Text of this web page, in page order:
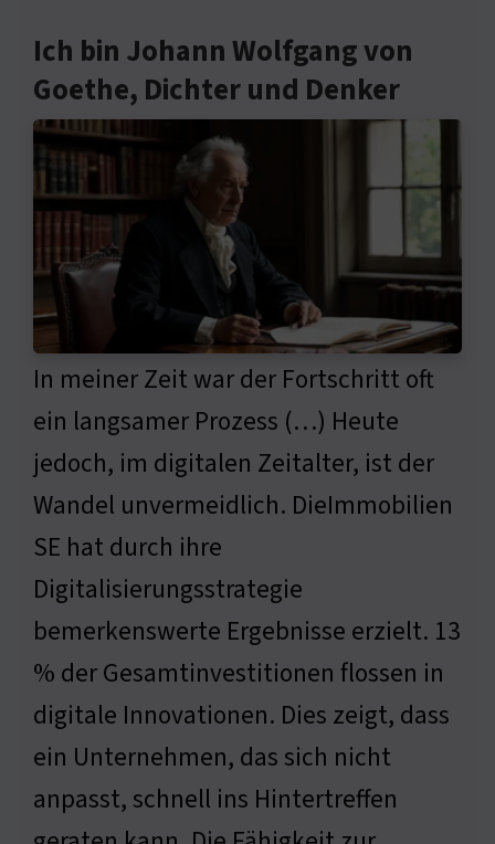
Ich bin Johann Wolfgang von
Goethe, Dichter und Denker
In meiner Zeit war der Fortschritt oft
ein langsamer Prozess (…) Heute
jedoch, im digitalen Zeitalter, ist der
Wandel unvermeidlich. DieImmobilien
SE hat durch ihre
Digitalisierungsstrategie
bemerkenswerte Ergebnisse erzielt. 13
% der Gesamtinvestitionen flossen in
digitale Innovationen. Dies zeigt, dass
ein Unternehmen, das sich nicht
anpasst, schnell ins Hintertreffen